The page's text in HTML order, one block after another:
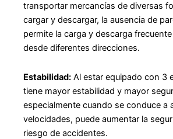
transportar mercancías de diversas
cargar y descargar, la ausencia de
permite la carga y descarga
desde diferentes direcciones.
Estabilidad: Al estar equipado con 3
tiene mayor estabilidad y mayor
especialmente cuando se conduce a
velocidades, puede aumentar la
riesgo de accidentes.